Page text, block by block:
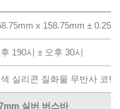
x 158.75mm ±
190시 ± 오후 30시
실리콘 질화물 무반사 코팅
실버 버스바